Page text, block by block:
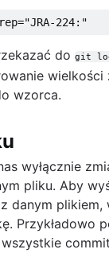
224:"
do git
wielkości
wzorca.
wyłącznie
pliku. Aby
danym plikiem,
Przykładowo